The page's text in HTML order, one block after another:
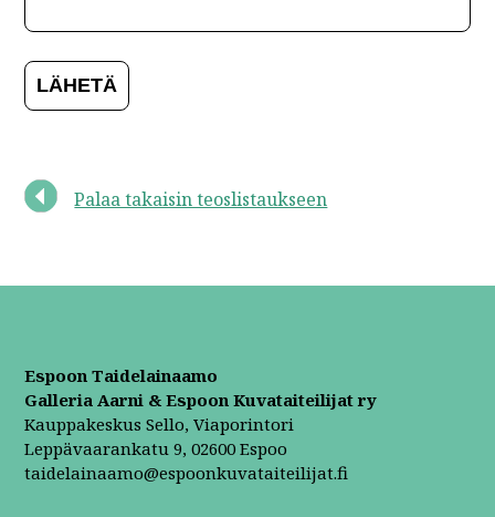
Palaa takaisin teoslistaukseen
Espoon Taidelainaamo
Galleria Aarni & Espoon Kuvataiteilijat ry
Kauppakeskus Sello, Viaporintori
Leppävaarankatu 9, 02600 Espoo
taidelainaamo@espoonkuvataiteilijat.fi